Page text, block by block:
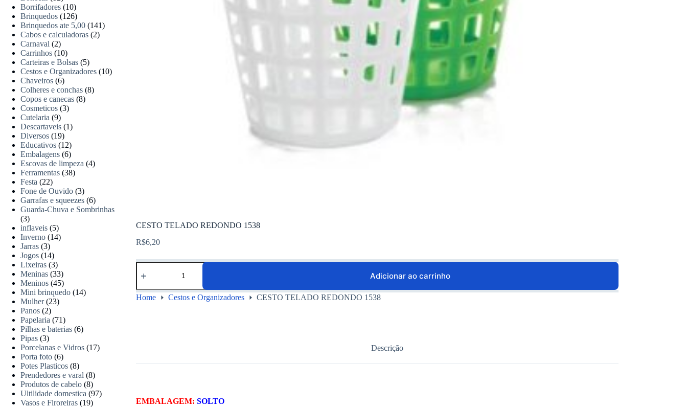
CESTO TELADO REDONDO 1538
R$6,20
Adicionar ao carrinho
Home Cestos e Organizadores CESTO TELADO REDONDO 1538
Descrição
EMBALAGEM: SOLTO
Borrifadores (10)
Brinquedos (126)
Brinquedos ate 5,00 (141)
Cabos e calculadoras (2)
Carnaval (2)
Carrinhos (10)
Carteiras e Bolsas (5)
Cestos e Organizadores (10)
Chaveiros (6)
Colheres e conchas (8)
Copos e canecas (8)
Cosmeticos (3)
Cutelaria (9)
Descartaveis (1)
Diversos (19)
Educativos (12)
Embalagens (6)
Escovas de limpeza (4)
Ferramentas (38)
Festa (22)
Fone de Ouvido (3)
Garrafas e squeezes (6)
Guarda-Chuva e Sombrinhas
(3)
inflaveis (5)
Inverno (14)
Jarras (3)
Jogos (14)
Lixeiras (3)
Meninas (33)
Meninos (45)
Mini brinquedo (14)
Mulher (23)
Panos (2)
Papelaria (71)
Pilhas e baterias (6)
Pipas (3)
Porcelanas e Vidros (17)
Porta foto (6)
Potes Plasticos (8)
Prendedores e varal (8)
Produtos de cabelo (8)
Ultilidade domestica (97)
Vasos e Flroreiras (19)